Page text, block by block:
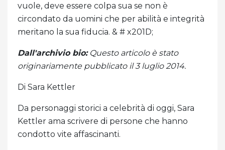
vuole, deve essere colpa sua se non è
circondato da uomini che per abilità e integrità
meritano la sua fiducia. & # x201D;
Dall'archivio bio:Questo articolo è stato
originariamente pubblicato il 3 luglio 2014.
Di Sara Kettler
Da personaggi storici a celebrità di oggi, Sara
Kettler ama scrivere di persone che hanno
condotto vite affascinanti.